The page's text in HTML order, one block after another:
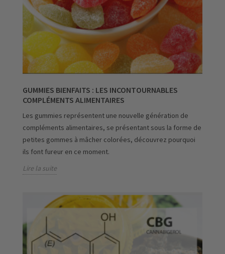
GUMMIES BIENFAITS : LES INCONTOURNABLES
COMPLÉMENTS ALIMENTAIRES
Les gummies représentent une nouvelle génération de
compléments alimentaires, se présentant sous la forme de
petites gommes à mâcher colorées, découvrez pourquoi
ils font fureur en ce moment.
Lire la suite